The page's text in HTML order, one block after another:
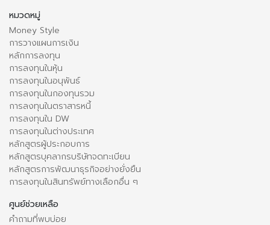
หมวดหมู่
Money Style
การวางแผนการเงิน
หลักการลงทุน
การลงทุนในหุ้น
การลงทุนในอนุพันธ์
การลงทุนในกองทุนรวม
การลงทุนในตราสารหนี้
การลงทุนใน DW
การลงทุนในต่างประเทศ
หลักสูตรผู้ประกอบการ
หลักสูตรบุคลากรบริษัทจดทะเบียน
หลักสูตรการพัฒนาธุรกิจอย่างยั่งยืน
การลงทุนในสินทรัพย์ทางเลือกอื่น ๆ
ศูนย์ช่วยเหลือ
คำถามที่พบบ่อย